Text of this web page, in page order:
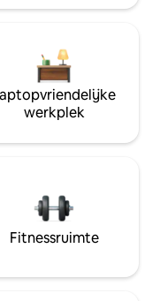
werkplek
Fitnessruimte